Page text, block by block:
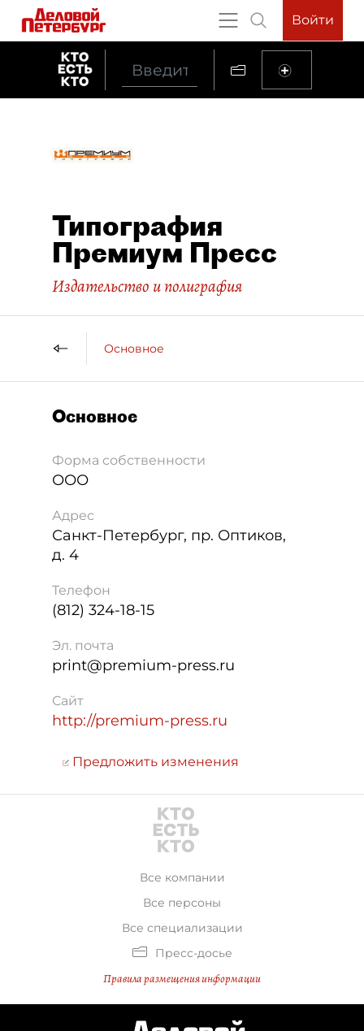
Войти
Типография
Премиум Пресс
Издательство и полиграфия
Основное
Основное
Форма собственности
ООО
Адрес
Санкт-Петербург, пр. Оптиков,
д. 4
Телефон
(812) 324-18-15
Эл. почта
print@premium-press.ru
Сайт
http://premium-press.ru
Предложить изменения
Все компании
Все персоны
Все специализации
Пресс-досье
Правила размещения информации